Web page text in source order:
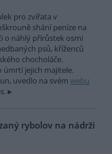
pro zvířata v
shání peníze na
o náhlý přírůstek osmi
psů, kříženců
chocholáče.
úmrtí jejich majitele.
uvedlo na svém webu
rybolov na nádrži